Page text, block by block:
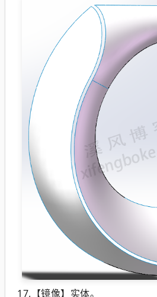
17.【镜像】实体。